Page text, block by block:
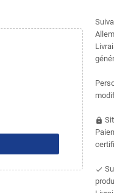
https
done